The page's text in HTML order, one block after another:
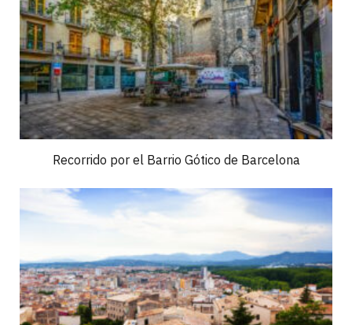
Recorrido por el Barrio Gótico de Barcelona